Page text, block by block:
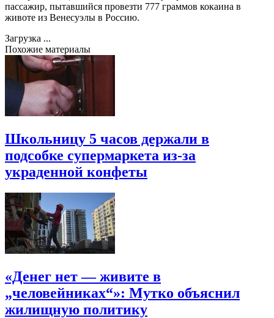
пассажир, пытавшийся провезти 777 граммов кокаина в
животе из Венесуэлы в Россию.
Загрузка ...
Похожие материалы
Школьницу 5 часов держали в
подсобке супермаркета из-за
украденной конфеты
«Денег нет — живите в
„человейниках“»: Мутко объяснил
жилищную политику